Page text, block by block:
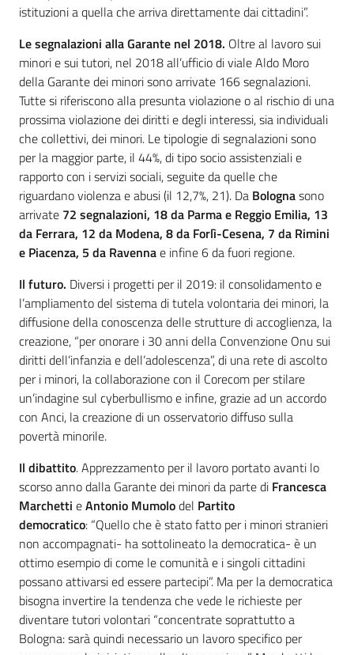
istituzioni a quella che arriva direttamente dai cittadini”.
Le segnalazioni alla Garante nel 2018. Oltre al lavoro sui
minori e sui tutori, nel 2018 all’ufficio di viale Aldo Moro
della Garante dei minori sono arrivate 166 segnalazioni.
Tutte si riferiscono alla presunta violazione o al rischio di una
prossima violazione dei diritti e degli interessi, sia individuali
che collettivi, dei minori. Le tipologie di segnalazioni sono
per la maggior parte, il 44%, di tipo socio assistenziali e
rapporto con i servizi sociali, seguite da quelle che
riguardano violenza e abusi (il 12,7%, 21). Da Bolognasono
arrivate 72 segnalazioni, 18 da Parma e Reggio Emilia, 13
da Ferrara, 12 da Modena, 8 da Forlì-Cesena, 7 da Rimini
e Piacenza, 5 da Ravennae infine 6 da fuori regione.
Il futuro. Diversi i progetti per il 2019: il consolidamento e
l’ampliamento del sistema di tutela volontaria dei minori, la
diffusione della conoscenza delle strutture di accoglienza, la
creazione, “per onorare i 30 anni della Convenzione Onu sui
diritti dell’infanzia e dell’adolescenza”, di una rete di ascolto
per i minori, la collaborazione con il Corecom per stilare
un’indagine sul cyberbullismo e infine, grazie ad un accordo
con Anci, la creazione di un osservatorio diffuso sulla
povertà minorile.
Il dibattito. Apprezzamento per il lavoro portato avanti lo
scorso anno dalla Garante dei minori da parte di Francesca
Marchetti eAntonio Mumolodel Partito
democratico: “Quello che è stato fatto per i minori stranieri
non accompagnati- ha sottolineato la democratica- è un
ottimo esempio di come le comunità e i singoli cittadini
possano attivarsi ed essere partecipi”. Ma per la democratica
bisogna invertire la tendenza che vede le richieste per
diventare tutori volontari “concentrate soprattutto a
Bologna: sarà quindi necessario un lavoro specifico per